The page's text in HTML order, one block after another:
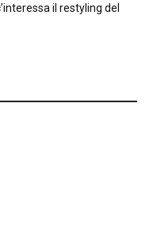
il restyling del